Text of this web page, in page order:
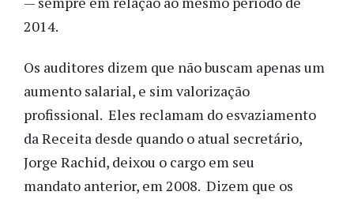
2014.
Os auditores dizem que não buscam apenas um
aumento salarial, e sim valorização
profissional. Eles reclamam do esvaziamento
da Receita desde quando o atual secretário,
Jorge Rachid, deixou o cargo em seu
mandato anterior, em 2008. Dizem que os